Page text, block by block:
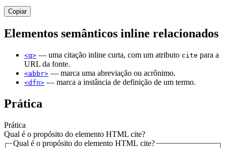
Copiar
Elementos semânticos inline relacionados
<q> — uma citação inline curta, com um atributo cite para a
URL da fonte.
<abbr> — marca uma abreviação ou acrônimo.
<dfn> — marca a instância de definição de um termo.
Prática
Prática
Qual é o propósito do elemento HTML cite?
Qual é o propósito do elemento HTML cite?